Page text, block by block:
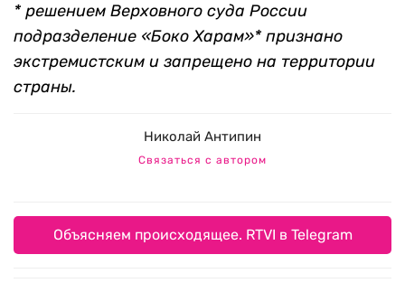
* решением Верховного суда России
подразделение «Боко Харам»* признано
экстремистским и запрещено на территории
страны.
Николай Антипин
Связаться с автором
Объясняем происходящее. RTVI в Telegram